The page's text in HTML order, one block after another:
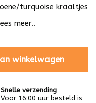
turquoise kraaltjes
meer..
winkelwagen
Snelle verzending
Voor 16:00 uur besteld is